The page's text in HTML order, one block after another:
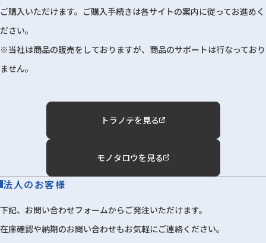
ご購入いただけます。ご購入手続きは各サイトの案内に従ってお進めく
ださい。
※当社は商品の販売をしておりますが、商品のサポートは行なっており
ません。
トラノテを見る
モノタロウを見る
法人のお客様
下記、お問い合わせフォームからご発注いただけます。
在庫確認や納期のお問い合わせもお気軽にご連絡ください。